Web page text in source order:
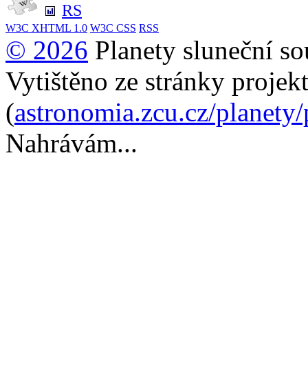
RS
W3C XHTML 1.0 W3C CSS RSS
© 2026 Planety sluneční
Vytištěno ze stránky
(astronomia.zcu.cz/
Nahrávám...